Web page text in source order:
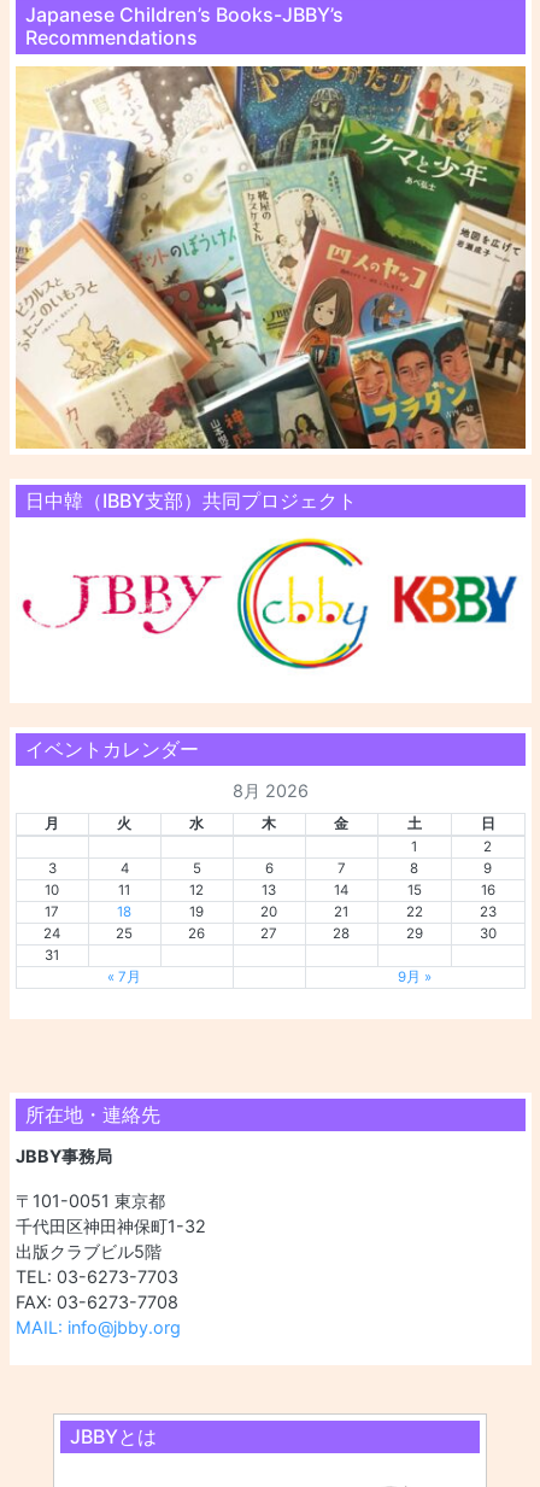
Japanese Children’s Books-JBBY’s
Recommendations
日中韓（IBBY支部）共同プロジェクト
イベントカレンダー
8月 2026
月 火 水 木 金 土
日
1
2
3
4 5 6 7 8
9
10
11 12 13 14 15
16
17
18 19 20 21 22
23
24
25 26 27 28 29
30
31
« 7月
9月 »
所在地・連絡先
JBBY事務局
〒101-0051 東京都
千代田区神田神保町1-32
出版クラブビル5階
TEL: 03-6273-7703
FAX: 03-6273-7708
MAIL: info@jbby.org
JBBYとは